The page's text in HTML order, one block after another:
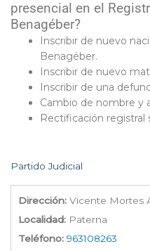
presencial en el
Benagéber?
Inscribir de nuevo
Benagéber.
Inscribir de nuevo
Inscribir de una
Cambio de nombre y
Rectificación registral
Partido Judicial
Dirección: Vicente Mortes
Localidad: Paterna
Teléfono: 963108263